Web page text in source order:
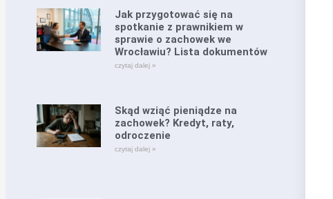
Jak przygotować się na
spotkanie z prawnikiem w
sprawie o zachowek we
Wrocławiu? Lista dokumentów
czytaj dalej »
Skąd wziąć pieniądze na
zachowek? Kredyt, raty,
odroczenie
czytaj dalej »